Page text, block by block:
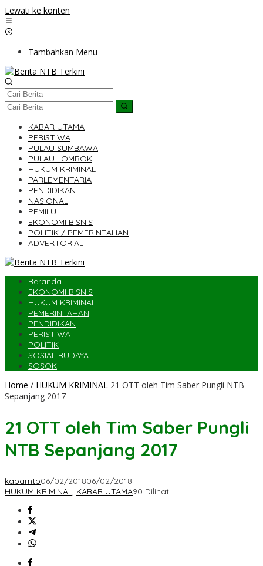
Lewati ke konten
Tambahkan Menu
KABAR UTAMA
PERISTIWA
PULAU SUMBAWA
PULAU LOMBOK
HUKUM KRIMINAL
PARLEMENTARIA
PENDIDIKAN
NASIONAL
PEMILU
EKONOMI BISNIS
POLITIK / PEMERINTAHAN
ADVERTORIAL
Beranda
EKONOMI BISNIS
HUKUM KRIMINAL
PEMERINTAHAN
PENDIDIKAN
PERISTIWA
POLITIK
SOSIAL BUDAYA
SOSOK
Home / HUKUM KRIMINAL 21 OTT oleh Tim Saber Pungli NTB
Sepanjang 2017
21 OTT oleh Tim Saber Pungli
NTB Sepanjang 2017
kabarntb06/02/201806/02/2018
HUKUM KRIMINAL, KABAR UTAMA90 Dilihat